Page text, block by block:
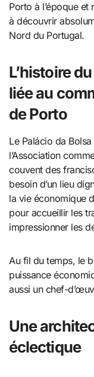
Porto à l’époque et
à découvrir
Nord du Portugal.
L’histoire
liée au
de Porto
Le Palácio da
l’Association
couvent des
besoin d’un lieu
la vie économique
pour accueillir les
impressionner les
Au fil du temps, le
puissance
aussi un chef-
Une
éclectique